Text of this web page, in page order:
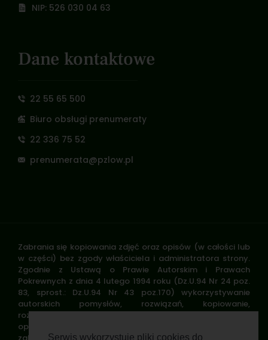
Serwis wykorzystuje pliki cookies do
NIP: 526 030 04 63
Dane kontaktowe
22 55 65 500
Biuro obsługi prenumeraty
22 336 75 52
prenumerata@pzlow.pl
Zabrania się kopiowania zdjęć oraz opisów (w całości lub
w części) bez zgody właściciela i administratora strony.
Zgodnie z Ustawą o Prawie Autorskim i Prawach
Pokrewnych z dnia 4 lutego 1994 roku (Dz.U.94 Nr 24 poz.
83, sprost.: Dz.U.94 Nr 43 poz.170) wykorzystywanie
autorskich pomysłów, rozwiązań, kopiowanie,
rozpowszechnianie zdjęć, fragmentów grafiki, tekstów
opisów w celach zarobkowych, bez zezwolenia autora jest
zabronione i stanowi naruszenie praw autorskich oraz